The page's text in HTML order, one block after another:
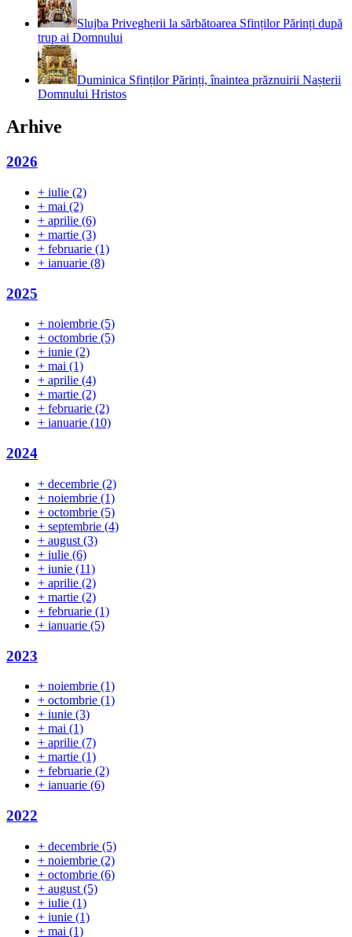
Slujba Privegherii la sărbătoarea Sfinților Părinți după
trup ai Domnului
Duminica Sfinților Părinți, înaintea prăznuirii Nașterii
Domnului Hristos
Arhive
2026
+ iulie (2)
+ mai (2)
+ aprilie (6)
+ martie (3)
+ februarie (1)
+ ianuarie (8)
2025
+ noiembrie (5)
+ octombrie (5)
+ iunie (2)
+ mai (1)
+ aprilie (4)
+ martie (2)
+ februarie (2)
+ ianuarie (10)
2024
+ decembrie (2)
+ noiembrie (1)
+ octombrie (5)
+ septembrie (4)
+ august (3)
+ iulie (6)
+ iunie (11)
+ aprilie (2)
+ martie (2)
+ februarie (1)
+ ianuarie (5)
2023
+ noiembrie (1)
+ octombrie (1)
+ iunie (3)
+ mai (1)
+ aprilie (7)
+ martie (1)
+ februarie (2)
+ ianuarie (6)
2022
+ decembrie (5)
+ noiembrie (2)
+ octombrie (6)
+ august (5)
+ iulie (1)
+ iunie (1)
+ mai (1)